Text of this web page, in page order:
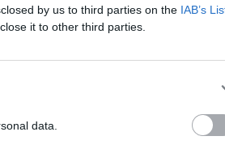
by us to third parties on the IAB’s
it to other third parties.
data.